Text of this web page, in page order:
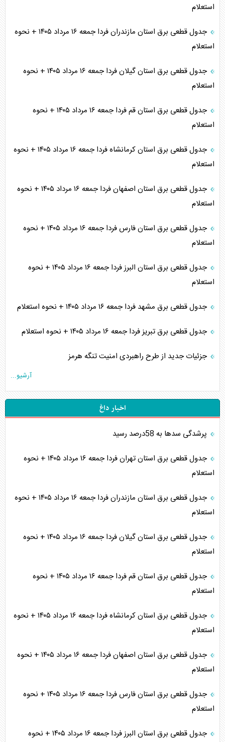
استعلام
جدول قطعی برق استان مازندران فردا جمعه ۱۶ مرداد ۱۴۰۵ + نحوه
استعلام
جدول قطعی برق استان گیلان فردا جمعه ۱۶ مرداد ۱۴۰۵ + نحوه
استعلام
جدول قطعی برق استان قم فردا جمعه ۱۶ مرداد ۱۴۰۵ + نحوه
استعلام
جدول قطعی برق استان کرمانشاه فردا جمعه ۱۶ مرداد ۱۴۰۵ + نحوه
استعلام
جدول قطعی برق استان اصفهان فردا جمعه ۱۶ مرداد ۱۴۰۵ + نحوه
استعلام
جدول قطعی برق استان فارس فردا جمعه ۱۶ مرداد ۱۴۰۵ + نحوه
استعلام
جدول قطعی برق استان البرز فردا جمعه ۱۶ مرداد ۱۴۰۵ + نحوه
استعلام
جدول قطعی برق مشهد فردا جمعه ۱۶ مرداد ۱۴۰۵ + نحوه استعلام
جدول قطعی برق تبریز فردا جمعه ۱۶ مرداد ۱۴۰۵ + نحوه استعلام
جزئیات جدید از طرح راهبردی امنیت تنگه هرمز
آرشیو...
اخبار داغ
پرشدگی سدها به 58درصد رسید
جدول قطعی برق استان تهران فردا جمعه ۱۶ مرداد ۱۴۰۵ + نحوه
استعلام
جدول قطعی برق استان مازندران فردا جمعه ۱۶ مرداد ۱۴۰۵ + نحوه
استعلام
جدول قطعی برق استان گیلان فردا جمعه ۱۶ مرداد ۱۴۰۵ + نحوه
استعلام
جدول قطعی برق استان قم فردا جمعه ۱۶ مرداد ۱۴۰۵ + نحوه
استعلام
جدول قطعی برق استان کرمانشاه فردا جمعه ۱۶ مرداد ۱۴۰۵ + نحوه
استعلام
جدول قطعی برق استان اصفهان فردا جمعه ۱۶ مرداد ۱۴۰۵ + نحوه
استعلام
جدول قطعی برق استان فارس فردا جمعه ۱۶ مرداد ۱۴۰۵ + نحوه
استعلام
جدول قطعی برق استان البرز فردا جمعه ۱۶ مرداد ۱۴۰۵ + نحوه